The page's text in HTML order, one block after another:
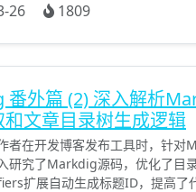
26 1809
番外篇 (2) 深入解析
文章目录树生成逻辑
者在开发博客发布工具时，针
研究了Markdig源码，优化了目
扩展自动生成标题ID，提高了